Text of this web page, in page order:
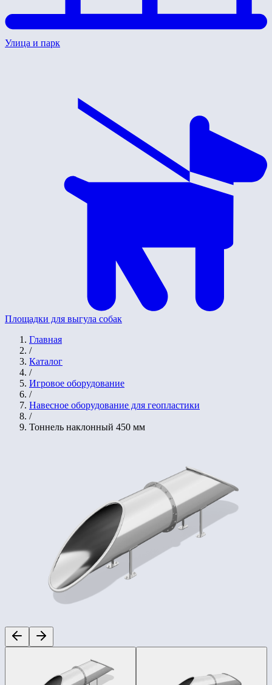
Улица и парк
Площадки для выгула собак
Главная
/
Каталог
/
Игровое оборудование
/
Навесное оборудование для геопластики
/
Тоннель наклонный 450 мм